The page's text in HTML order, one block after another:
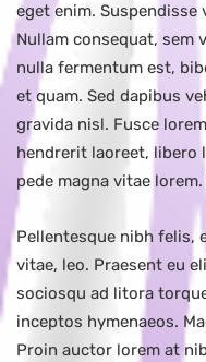
eget enim. Suspendisse
Nullam consequat, sem
nulla fermentum est,
et quam. Sed dapibus
gravida nisl. Fusce
hendrerit laoreet, libero
pede magna vitae
Pellentesque nibh felis,
vitae, leo. Praesent eu
sociosqu ad litora
inceptos hymenaeos.
Proin auctor lorem at